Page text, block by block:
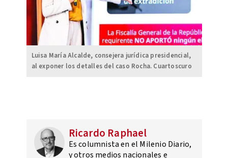
Luisa María Alcalde, consejera jurídica presidencial,
al exponer los detalles del caso Rocha. Cuartoscuro
Ricardo Raphael
Es columnista en el Milenio Diario,
y otros medios nacionales e